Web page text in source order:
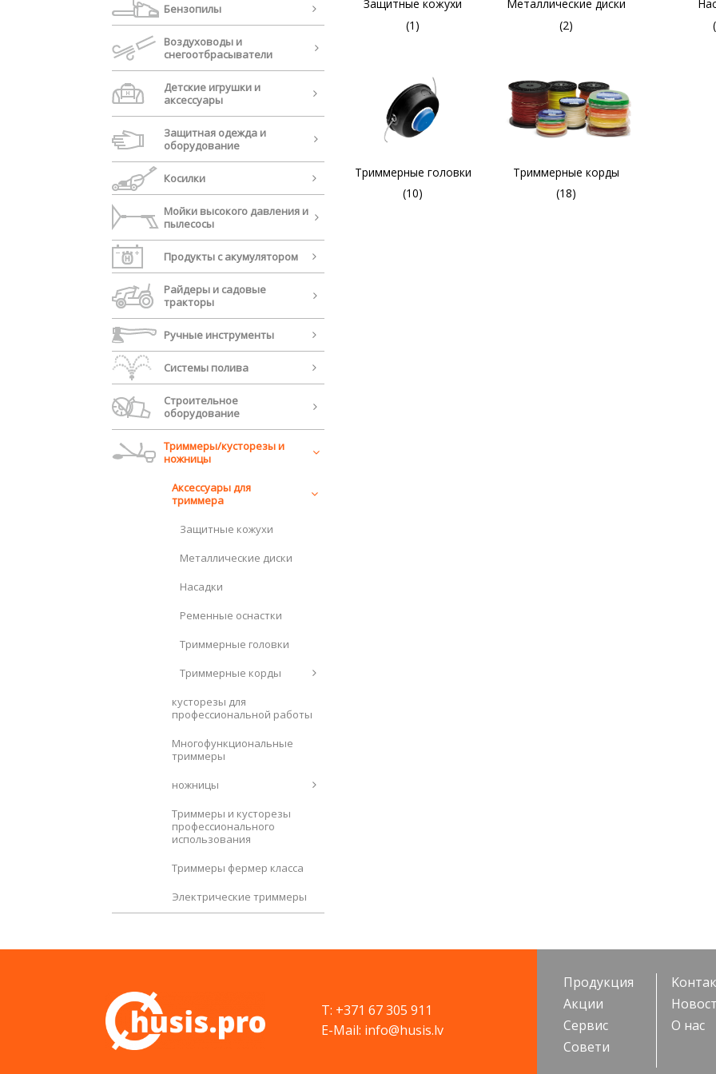
Бензопилы
Воздуховоды и
cнегоотбрасыватели
Детские игрушки и
аксессуары
Защитная одежда и
оборудование
Косилки
Мойки высокого давления и
пылесосы
Продукты с акумулятором
Райдеры и садовые
тракторы
Ручные инструменты
Системы полива
Строительное
оборудование
Триммеры/кусторезы и
ножницы
Аксессуары для
триммера
Защитные кожухи
Металлические диски
Насадки
Ременные оснастки
Триммерные головки
Триммерные корды
кусторезы для
профессиональной работы
Многофункциональные
триммеры
ножницы
Триммеры и кусторезы
профессионального
использования
Триммеры фермер класса
Электрические триммеры
Защитные кожухи
(1)
Металлические диски
(2)
Триммерные головки
(10)
Триммерные корды
(18)
T: +371 67 305 911
E-Mail: info@husis.lv
Продукция
Акции
Cервис
Cовети
О нас